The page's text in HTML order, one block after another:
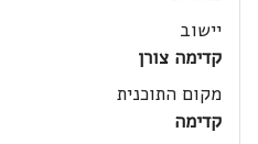
יישוב
קדימה צורן
מקום התוכנית
קדימה